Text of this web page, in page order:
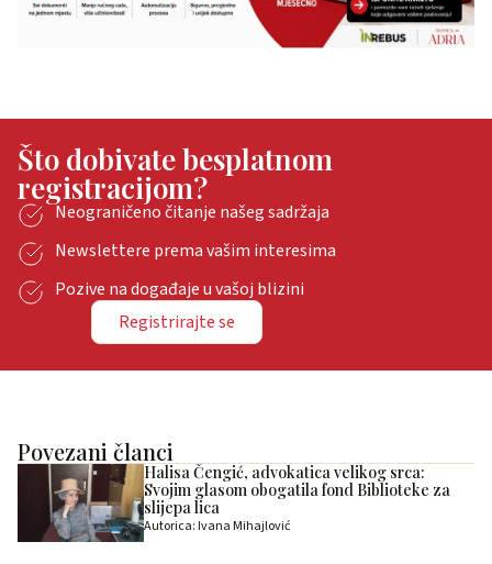
Što dobivate besplatnom
registracijom?
Neograničeno čitanje našeg sadržaja
Newslettere prema vašim interesima
Pozive na događaje u vašoj blizini
Registrirajte se
Povezani članci
Halisa Čengić, advokatica velikog srca:
Svojim glasom obogatila fond Biblioteke za
slijepa lica
Autorica: Ivana Mihajlović